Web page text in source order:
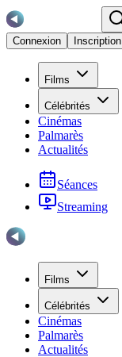
Connexion
Inscription
Films
Célébrités
Cinémas
Palmarès
Actualités
Séances
Streaming
Films
Célébrités
Cinémas
Palmarès
Actualités